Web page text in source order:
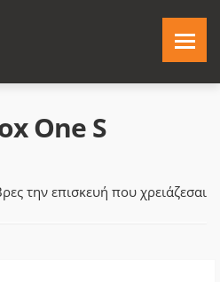
One S
την επισκευή που χρειάζεσαι